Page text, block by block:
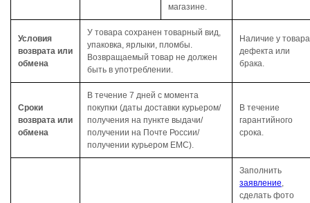
магазине.
Условия
возврата или
обмена
У товара сохранен товарный вид,
упаковка, ярлыки, пломбы.
Возвращаемый товар не должен
быть в употреблении.
Наличие у товара
дефекта или
брака.
Сроки
возврата или
обмена
В течение 7 дней с момента
покупки (даты доставки курьером/
получения на пункте выдачи/
получении на Почте России/
получении курьером ЕМС).
В течение
гарантийного
срока.
Заполнить
заявление,
сделать фото